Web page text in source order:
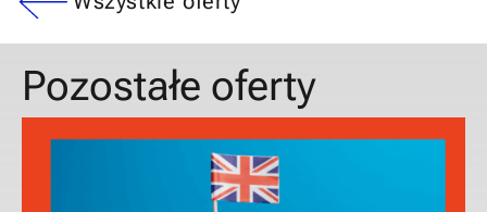
Pozostałe oferty